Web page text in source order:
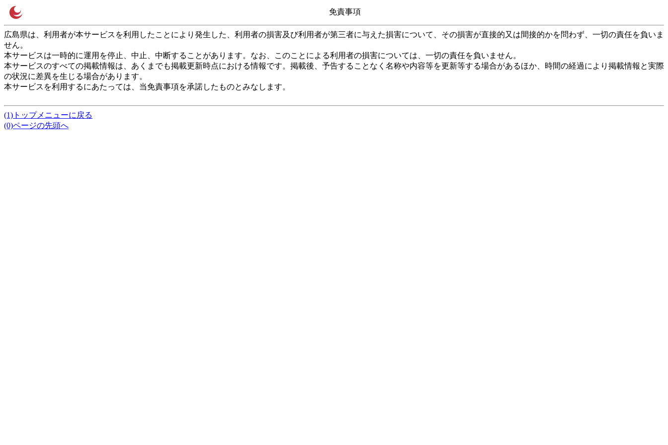
免責事項
広島県は、利用者が本サービスを利用したことにより発生した、利用者の損害及び利用者が第三者に与えた損害について、その損害が直接的又は間接的かを問わず、一切の責任を負いま
せん。
本サービスは一時的に運用を停止、中止、中断することがあります。なお、このことによる利用者の損害については、一切の責任を負いません。
本サービスのすべての掲載情報は、あくまでも掲載更新時点における情報です。掲載後、予告することなく名称や内容等を更新等する場合があるほか、時間の経過により掲載情報と実際
の状況に差異を生じる場合があります。
本サービスを利用するにあたっては、当免責事項を承諾したものとみなします。
(1)トップメニューに戻る
(0)ページの先頭へ